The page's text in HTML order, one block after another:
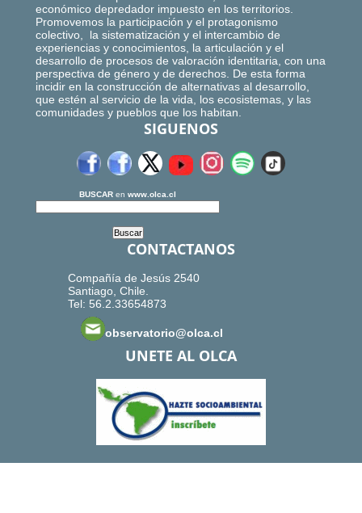
económico depredador impuesto en los territorios.
Promovemos la participación y el protagonismo
colectivo, la sistematización y el intercambio de
experiencias y conocimientos, la articulación y el
desarrollo de procesos de valoración identitaria, con una
perspectiva de género y de derechos. De esta forma
incidir en la construcción de alternativas al desarrollo,
que estén al servicio de la vida, los ecosistemas, y las
comunidades y pueblos que los habitan.
SIGUENOS
BUSCAR en www.olca.cl
CONTACTANOS
Compañía de Jesús 2540
Santiago, Chile.
Tel: 56.2.33654873
observatorio@olca.cl
UNETE AL OLCA